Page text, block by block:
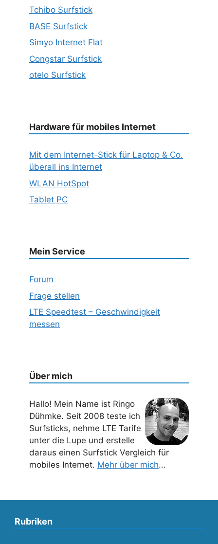
Tchibo Surfstick
BASE Surfstick
Simyo Internet Flat
Congstar Surfstick
otelo Surfstick
Hardware für mobiles Internet
Mit dem Internet-Stick für Laptop & Co.
überall ins Internet
WLAN HotSpot
Tablet PC
Mein Service
Forum
Frage stellen
LTE Speedtest – Geschwindigkeit
messen
Über mich
Hallo! Mein Name ist Ringo
Dühmke. Seit 2008 teste ich
Surfsticks, nehme LTE Tarife
unter die Lupe und erstelle
daraus einen Surfstick Vergleich für
mobiles Internet. Mehr über mich...
Rubriken